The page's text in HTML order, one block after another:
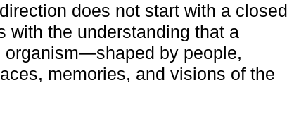
does not start with a closed
with the understanding that a
organism—shaped by people,
memories, and visions of the